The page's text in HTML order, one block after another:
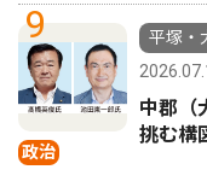
9
政治
平塚・
中郡（
挑む構